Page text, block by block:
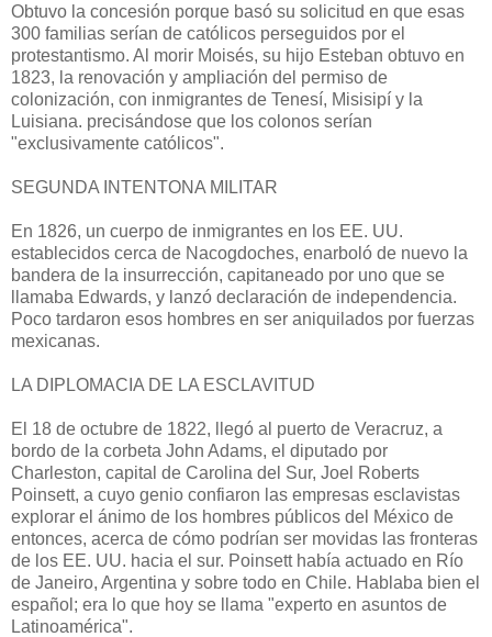
Obtuvo la concesión porque basó su solicitud en que esas
300 familias serían de católicos perseguidos por el
protestantismo. Al morir Moisés, su hijo Esteban obtuvo en
1823, la renovación y ampliación del permiso de
colonización, con inmigrantes de Tenesí, Misisipí y la
Luisiana. precisándose que los colonos serían
"exclusivamente católicos".
SEGUNDA INTENTONA MILITAR
En 1826, un cuerpo de inmigrantes en los EE. UU.
establecidos cerca de Nacogdoches, enarboló de nuevo la
bandera de la insurrección, capitaneado por uno que se
llamaba Edwards, y lanzó declaración de independencia.
Poco tardaron esos hombres en ser aniquilados por fuerzas
mexicanas.
LA DIPLOMACIA DE LA ESCLAVITUD
El 18 de octubre de 1822, llegó al puerto de Veracruz, a
bordo de la corbeta John Adams, el diputado por
Charleston, capital de Carolina del Sur, Joel Roberts
Poinsett, a cuyo genio confiaron las empresas esclavistas
explorar el ánimo de los hombres públicos del México de
entonces, acerca de cómo podrían ser movidas las fronteras
de los EE. UU. hacia el sur. Poinsett había actuado en Río
de Janeiro, Argentina y sobre todo en Chile. Hablaba bien el
español; era lo que hoy se llama "experto en asuntos de
Latinoamérica".